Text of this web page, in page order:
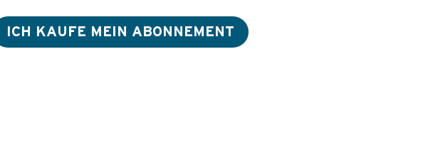
ICH KAUFE MEIN ABONNEMENT